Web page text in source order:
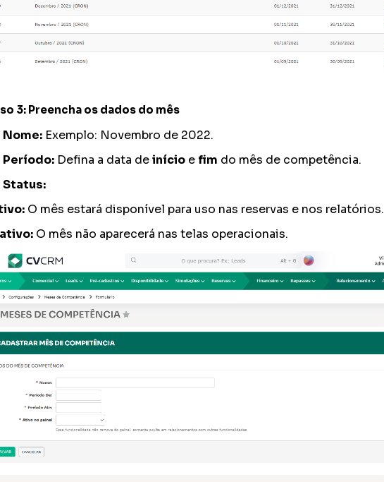
3: Preencha os dados do mês
Nome:Exemplo: Novembro de 2022.
Período:Defina a data deinícioe fim do mês de competência.
Status:
O mês estará disponível para uso nas reservas e nos relatórios.
O mês não aparecerá nas telas operacionais.